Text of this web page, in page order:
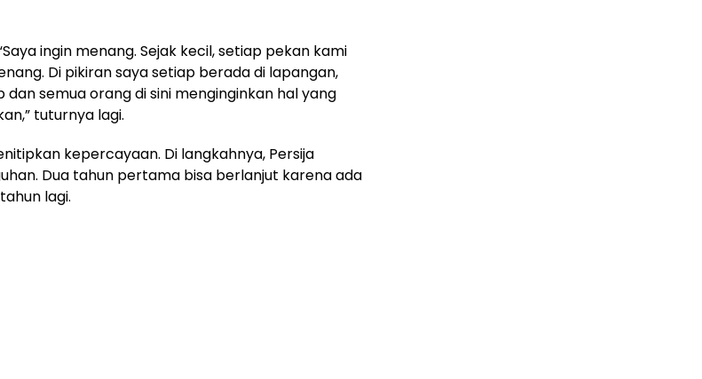
ingin menang. Sejak kecil, setiap pekan kami
Di pikiran saya setiap berada di lapangan,
dan semua orang di sini menginginkan hal yang
tuturnya lagi.
kepercayaan. Di langkahnya, Persija
Dua tahun pertama bisa berlanjut karena ada
lagi.